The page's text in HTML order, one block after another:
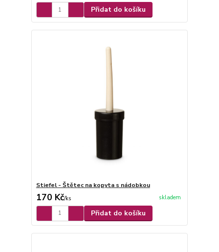
Přidat do košíku
Stiefel - Štětec na kopyta s nádobkou
170 Kč/ks skladem
Přidat do košíku